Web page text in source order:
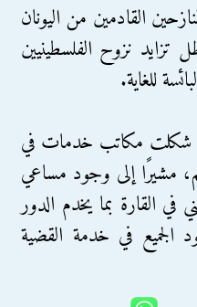
القادمين من اليونان
تزايد نزوح الفلسطينيين
للغاية.
شكلت مكاتب خدمات في
مشيرًا إلى وجود مساعي
القارة بما يخدم الدور
الجميع في خدمة القضية